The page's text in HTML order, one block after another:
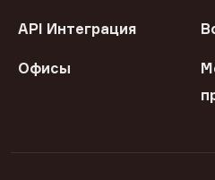
API Интеграция
Офисы